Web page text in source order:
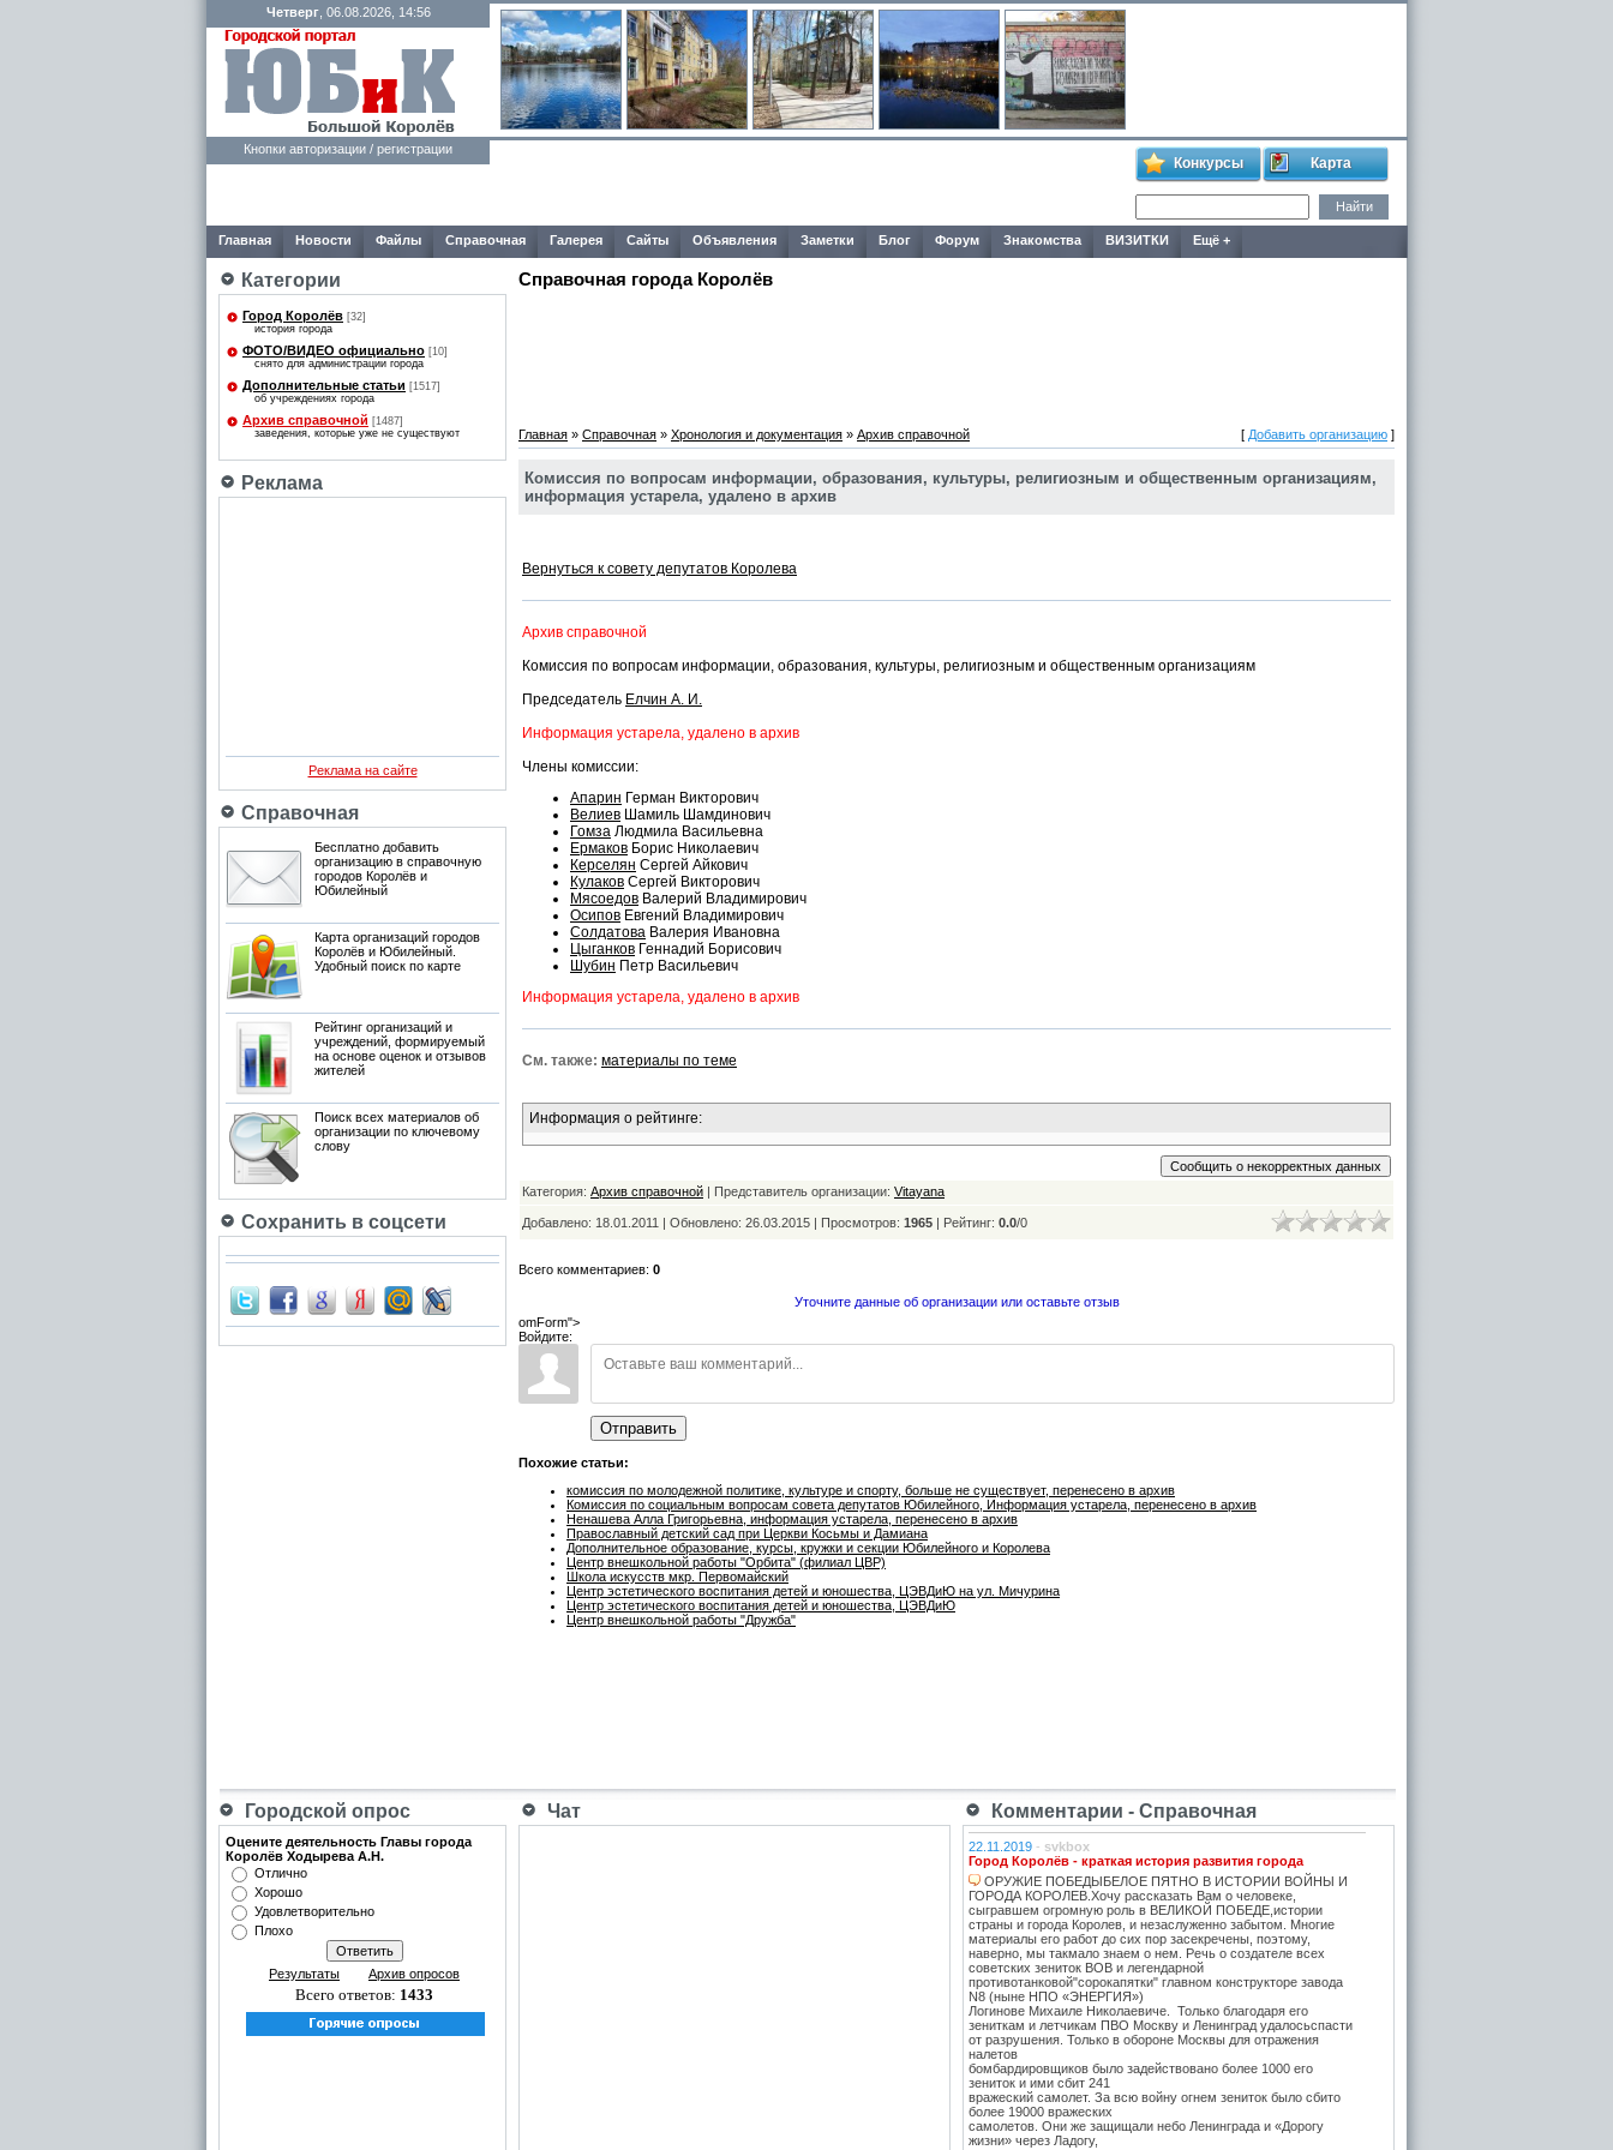
Четверг, 06.08.2026, 14:56
Кнопки авторизации / регистрации
Конкурсы Карта
Главная Новости Файлы Справочная Галерея Сайты Объявления Заметки Блог Форум Знакомства ВИЗИТКИ Ещё +
Категории
Город Королёв [32]
история города
ФОТО/ВИДЕО официально [10]
снято для администрации города
Дополнительные статьи [1517]
об учреждениях города
Архив справочной [1487]
заведения, которые уже не существуют
Реклама
Реклама на сайте
Справочная
Бесплатно добавить
организацию в справочную
городов Королёв и
Юбилейный
Карта организаций городов
Королёв и Юбилейный.
Удобный поиск по карте
Рейтинг организаций и
учреждений, формируемый
на основе оценок и отзывов
жителей
Поиск всех материалов об
организации по ключевому
слову
Сохранить в соцсети
Справочная города Королёв
Главная » Справочная » Хронология и документация » Архив справочной [ Добавить организацию ]
Комиссия по вопросам информации, образования, культуры, религиозным и общественным организациям,
информация устарела, удалено в архив
Вернуться к совету депутатов Королева
Архив справочной
Комиссия по вопросам информации, образования, культуры, религиозным и общественным организациям
Председатель Елчин А. И.
Информация устарела, удалено в архив
Члены комиссии:
Апарин Герман Викторович
Велиев Шамиль Шамдинович
Гомза Людмила Васильевна
Ермаков Борис Николаевич
Керселян Сергей Айкович
Кулаков Сергей Викторович
Мясоедов Валерий Владимирович
Осипов Евгений Владимирович
Солдатова Валерия Ивановна
Цыганков Геннадий Борисович
Шубин Петр Васильевич
Информация устарела, удалено в архив
См. также: материалы по теме
Информация о рейтинге:
Категория: Архив справочной | Представитель организации: Vitayana
Добавлено: 18.01.2011 | Обновлено: 26.03.2015 | Просмотров: 1965 | Рейтинг: 0.0/0
Всего комментариев: 0
Уточните данные об организации или оставьте отзыв
omForm">
Войдите:
Отправить
Похожие статьи:
комиссия по молодежной политике, культуре и спорту, больше не существует, перенесено в архив
Комиссия по социальным вопросам совета депутатов Юбилейного, Информация устарела, перенесено в архив
Ненашева Алла Григорьевна, информация устарела, перенесено в архив
Православный детский сад при Церкви Косьмы и Дамиана
Дополнительное образование, курсы, кружки и секции Юбилейного и Королева
Центр внешкольной работы "Орбита" (филиал ЦВР)
Школа искусств мкр. Первомайский
Центр эстетического воспитания детей и юношества, ЦЭВДиЮ на ул. Мичурина
Центр эстетического воспитания детей и юношества, ЦЭВДиЮ
Центр внешкольной работы "Дружба"
Городской опрос Чат Комментарии - Справочная
Оцените деятельность Главы города
Королёв Ходырева А.Н.
Отлично
Хорошо
Удовлетворительно
Плохо
Результаты Архив опросов
Всего ответов: 1433
22.11.2019 - svkbox
Город Королёв - краткая история развития города
ОРУЖИЕ ПОБЕДЫБЕЛОЕ ПЯТНО В ИСТОРИИ ВОЙНЫ И
ГОРОДА КОРОЛЕВ.Хочу рассказать Вам о человеке,
сыгравшем огромную роль в ВЕЛИКОЙ ПОБЕДЕ,истории
страны и города Королев, и незаслуженно забытом. Многие
материалы его работ до сих пор засекречены, поэтому,
наверно, мы такмало знаем о нем. Речь о создателе всех
советских зениток ВОВ и легендарной
противотанковой"сорокапятки" главном конструкторе завода
N8 (ныне НПО «ЭНЕРГИЯ»)
Логинове Михаиле Николаевиче. Только благодаря его
зениткам и летчикам ПВО Москву и Ленинград удалосьспасти
от разрушения. Только в обороне Москвы для отражения
налетов
бомбардировщиков было задействовано более 1000 его
зениток и ими сбит 241
вражеский самолет. За всю войну огнем зениток было сбито
более 19000 вражеских
самолетов. Они же защищали небо Ленинграда и «Дорогу
жизни» через Ладогу,